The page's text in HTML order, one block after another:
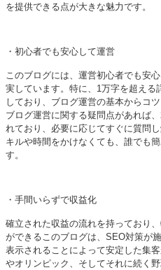
を提供できる点が大きな魅力です。
・初心者でも安心して運営
このブログには、運営初心者でも安
実しています。特に、1万字を超える
しており、ブログ運営の基本からコ
ブログ運営に関する疑問点があれば
れており、必要に応じてすぐに質問
キルや時間をかけなくても、誰でも
す。
・手間いらずで収益化
確立された収益の流れを持っており
ができるこのブログは、SEO対策が
表示されることによって安定した集
やオリンピック、そしてそれに続く